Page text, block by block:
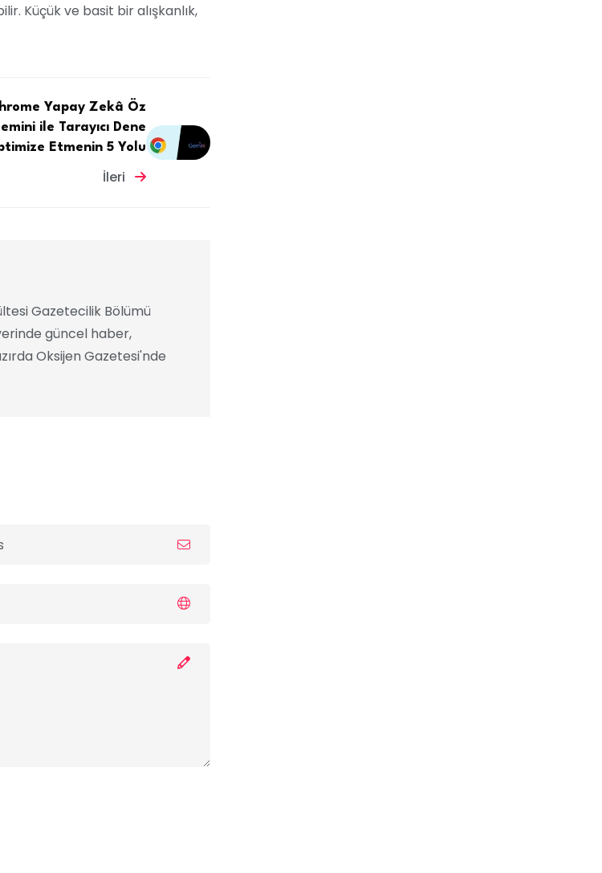
Küçük ve basit bir alışkanlık,
Yapay Zekâ Öz
ile Tarayıcı Dene
Etmenin 5 Yolu
İleri
Gazetecilik Bölümü
güncel haber,
Oksijen Gazetesi'nde